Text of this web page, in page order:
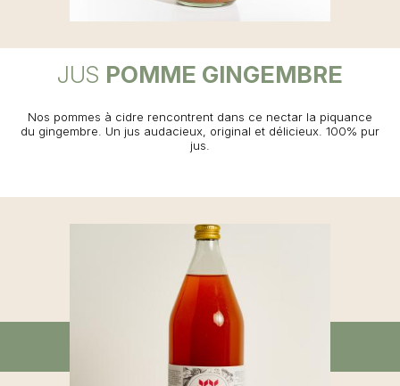
JUS POMME GINGEMBRE
Nos pommes à cidre rencontrent dans ce nectar la piquance
du gingembre. Un jus audacieux, original et délicieux. 100% pur
jus.